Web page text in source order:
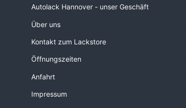
Autolack Hannover - unser Geschäft
Über uns
Kontakt zum Lackstore
Öffnungszeiten
Anfahrt
Impressum